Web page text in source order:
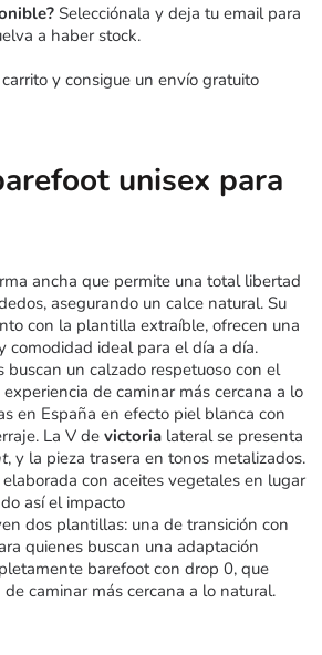
Selecciónala y deja tu email para
a haber stock.
y consigue un envío gratuito
unisex para
ancha que permite una total libertad
asegurando un calce natural. Su
con la plantilla extraíble, ofrecen una
comodidad ideal para el día a día.
buscan un calzado respetuoso con el
de caminar más cercana a lo
en España en efecto piel blanca con
La V de victoria lateral se presenta
, y la pieza trasera en tonos metalizados.
con aceites vegetales en lugar
así el impacto
dos plantillas: una de transición con
quienes buscan una adaptación
barefoot con drop 0, que
caminar más cercana a lo natural.